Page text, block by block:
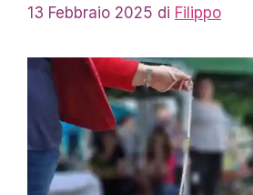
13 Febbraio 2025 di Filippo